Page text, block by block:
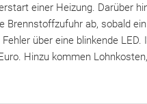
einer Heizung. Darüber
ab, sobald
über eine blinkende
Hinzu kommen